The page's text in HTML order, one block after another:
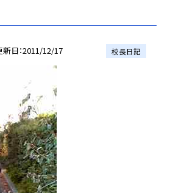
新日 2011/12/17 校長日記